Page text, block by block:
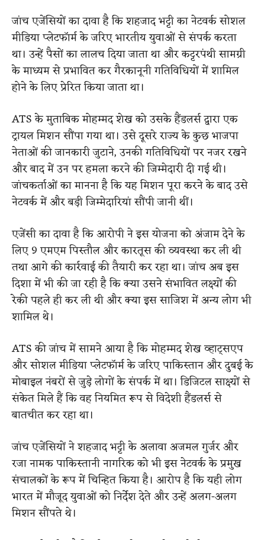
जांच एजेंसियों का दावा है कि शहजाद भट्टी का नेटवर्क सोशल
मीडिया प्लेटफॉर्म के जरिए भारतीय युवाओं से संपर्क करता
था। उन्हें पैसों का लालच दिया जाता था और कट्टरपंथी सामग्री
के माध्यम से प्रभावित कर गैरकानूनी गतिविधियों में शामिल
होने के लिए प्रेरित किया जाता था।
ATS के मुताबिक मोहम्मद शेख को उसके हैंडलर्स द्वारा एक
ट्रायल मिशन सौंपा गया था। उसे दूसरे राज्य के कुछ भाजपा
नेताओं की जानकारी जुटाने, उनकी गतिविधियों पर नजर रखने
और बाद में उन पर हमला करने की जिम्मेदारी दी गई थी।
जांचकर्ताओं का मानना है कि यह मिशन पूरा करने के बाद उसे
नेटवर्क में और बड़ी जिम्मेदारियां सौंपी जानी थीं।
एजेंसी का दावा है कि आरोपी ने इस योजना को अंजाम देने के
लिए 9 एमएम पिस्तौल और कारतूस की व्यवस्था कर ली थी
तथा आगे की कार्रवाई की तैयारी कर रहा था। जांच अब इस
दिशा में भी की जा रही है कि क्या उसने संभावित लक्ष्यों की
रेकी पहले ही कर ली थी और क्या इस साजिश में अन्य लोग भी
शामिल थे।
ATS की जांच में सामने आया है कि मोहम्मद शेख व्हाट्सएप
और सोशल मीडिया प्लेटफॉर्म के जरिए पाकिस्तान और दुबई के
मोबाइल नंबरों से जुड़े लोगों के संपर्क में था। डिजिटल साक्ष्यों से
संकेत मिले हैं कि वह नियमित रूप से विदेशी हैंडलर्स से
बातचीत कर रहा था।
जांच एजेंसियों ने शहजाद भट्टी के अलावा अजमल गुर्जर और
रजा नामक पाकिस्तानी नागरिक को भी इस नेटवर्क के प्रमुख
संचालकों के रूप में चिन्हित किया है। आरोप है कि यही लोग
भारत में मौजूद युवाओं को निर्देश देते और उन्हें अलग-अलग
मिशन सौंपते थे।